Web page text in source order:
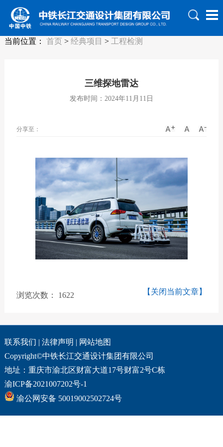
当前位置： 首页> 经典项目 > 工程检测
三维探地雷达
发布时间：2024年11月11日
分享至：
浏览次数： 1622 【关闭当前文章】
联系我们 | 法律声明 | 网站地图
Copyright©中铁长江交通设计集团有限公司
地址：重庆市渝北区财富大道17号财富2号C栋
渝ICP备2021007202号-1
渝公网安备 50019002502724号